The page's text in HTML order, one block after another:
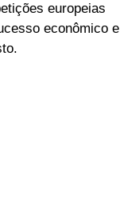
europeias
econômico e